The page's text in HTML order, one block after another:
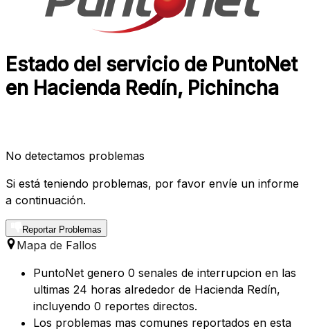
Estado del servicio de PuntoNet
en Hacienda Redín, Pichincha
No detectamos problemas
Si está teniendo problemas, por favor envíe un informe
a continuación.
Reportar Problemas
Mapa de Fallos
PuntoNet genero 0 senales de interrupcion en las
ultimas 24 horas alrededor de Hacienda Redín,
incluyendo 0 reportes directos.
Los problemas mas comunes reportados en esta